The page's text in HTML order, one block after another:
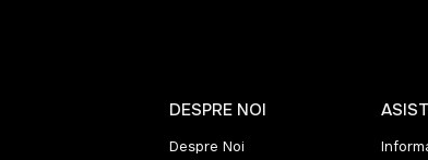
DESPRE NOI
Despre Noi